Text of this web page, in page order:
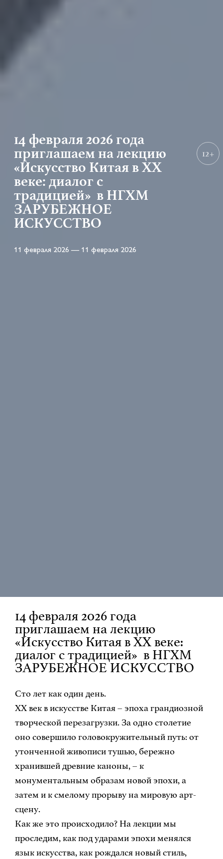
14 февраля 2026 года
приглашаем на лекцию
«Искусство Китая в XX
веке: диалог с
традицией» в НГХМ
ЗАРУБЕЖНОЕ
ИСКУССТВО
11 февраля 2026 — 11 февраля 2026
12+
14 февраля 2026 года
приглашаем на лекцию
«Искусство Китая в XX веке:
диалог с традицией» в НГХМ
ЗАРУБЕЖНОЕ ИСКУССТВО
Сто лет как один день.
ХХ век в искусстве Китая – эпоха грандиозной
творческой перезагрузки. За одно столетие
оно совершило головокружительный путь: от
утонченной живописи тушью, бережно
хранившей древние каноны, – к
монументальным образам новой эпохи, а
затем и к смелому прорыву на мировую арт-
сцену.
Как же это происходило? На лекции мы
проследим, как под ударами эпохи менялся
язык искусства, как рождался новый стиль,